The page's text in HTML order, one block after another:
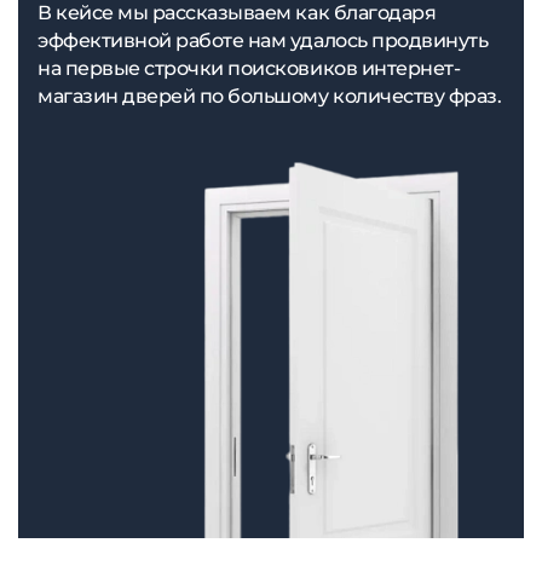
В кейсе мы рассказываем как благодаря
эффективной работе нам удалось продвинуть
на первые строчки поисковиков интернет-
магазин дверей по большому количеству фраз.